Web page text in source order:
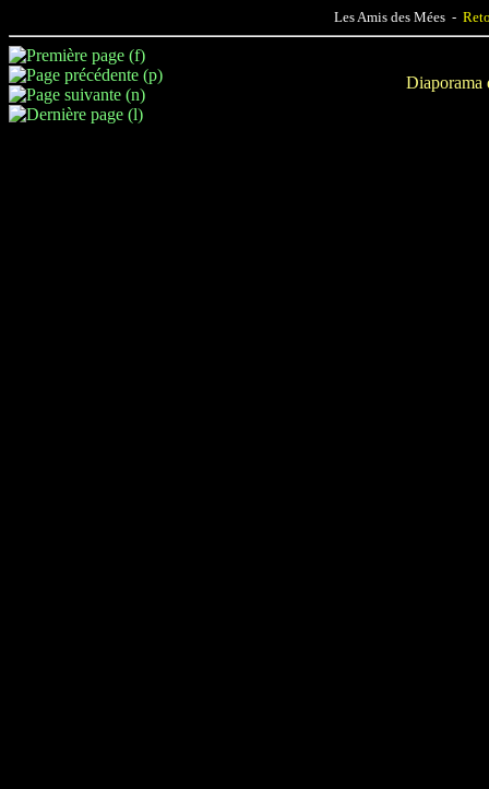
Les Amis des Mées -
Diaporama